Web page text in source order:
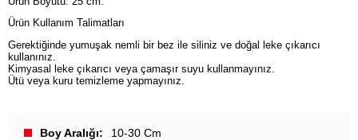
Ürün Kullanım Talimatları
Gerektiğinde yumuşak nemli bir bez ile siliniz ve doğal leke çıkarıcı
kullanınız.
Kimyasal leke çıkarıcı veya çamaşır suyu kullanmayınız.
Ütü veya kuru temizleme yapmayınız.
Boy Aralığı
10-30 Cm